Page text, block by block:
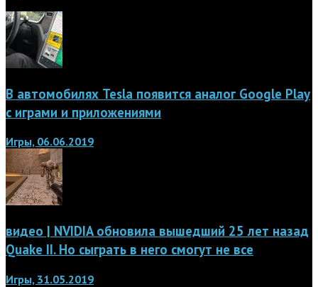
В автомобилях Tesla появится аналог Google Play
с играми и приложениями
Игры, 06.06.2019
видео | NVIDIA обновила вышедший 25 лет назад
Quake II. Но сыграть в него смогут не все
Игры, 31.05.2019